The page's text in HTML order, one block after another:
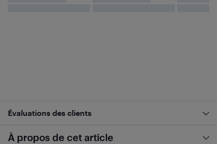
Évaluations des clients
À propos de cet article